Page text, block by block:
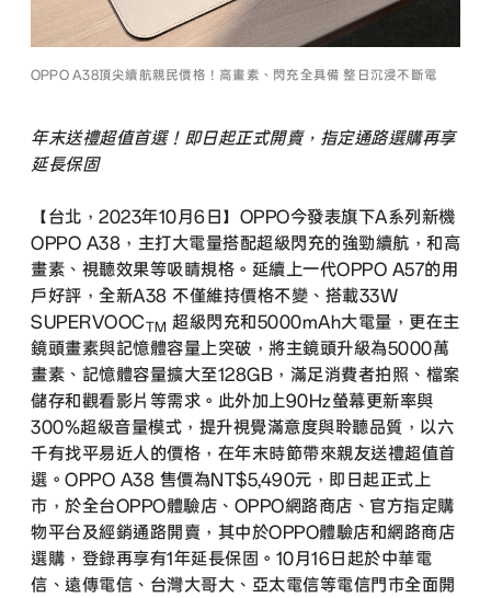
OPPO A38頂尖續航親民價格！高畫素、閃充全具備 整日沉浸不斷電
年末送禮超值首選！即日起正式開賣，指定通路選購再享
延長保固
【台北，2023年10月6日】OPPO今發表旗下A系列新機
OPPO A38，主打大電量搭配超級閃充的強勁續航，和高
畫素、視聽效果等吸睛規格。延續上一代OPPO A57的用
戶好評，全新A38 不僅維持價格不變、搭載33W
SUPERVOOCTM 超級閃充和5000mAh大電量，更在主
鏡頭畫素與記憶體容量上突破，將主鏡頭升級為5000萬
畫素、記憶體容量擴大至128GB，滿足消費者拍照、檔案
儲存和觀看影片等需求。此外加上90Hz螢幕更新率與
300%超級音量模式，提升視覺滿意度與聆聽品質，以六
千有找平易近人的價格，在年末時節帶來親友送禮超值首
選。OPPO A38 售價為NT$5,490元，即日起正式上
市，於全台OPPO體驗店、OPPO網路商店、官方指定購
物平台及經銷通路開賣，其中於OPPO體驗店和網路商店
選購，登錄再享有1年延長保固。10月16日起於中華電
信、遠傳電信、台灣大哥大、亞太電信等電信門市全面開